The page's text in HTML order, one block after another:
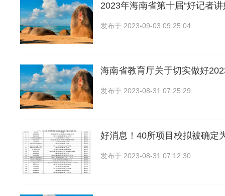
2023年海南省第十届“好记者讲
发布于 2023-09-03 09:25:04
海南省教育厅关于切实做好
发布于 2023-08-31 07:25:29
好消息！40所项目校拟被确定
发布于 2023-08-31 07:12:30